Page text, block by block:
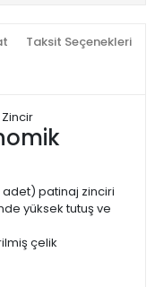
Taksit Seçenekleri
adet) patinaj zinciri
yüksek tutuş ve
çelik